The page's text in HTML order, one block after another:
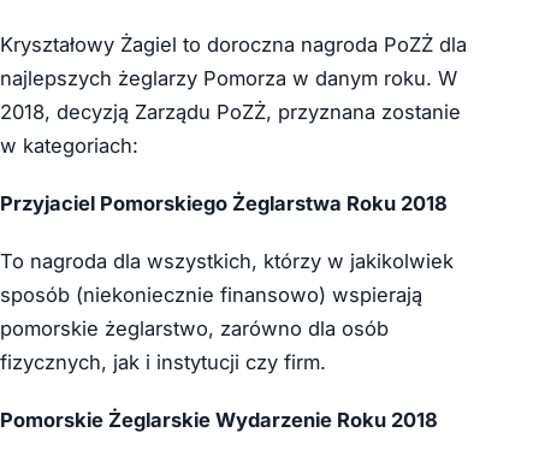
Kryształowy Żagiel to doroczna nagroda PoZŻ dla
najlepszych żeglarzy Pomorza w danym roku. W
2018, decyzją Zarządu PoZŻ, przyznana zostanie
w kategoriach:
Przyjaciel Pomorskiego Żeglarstwa Roku 2018
To nagroda dla wszystkich, którzy w jakikolwiek
sposób (niekoniecznie finansowo) wspierają
pomorskie żeglarstwo, zarówno dla osób
fizycznych, jak i instytucji czy firm.
Pomorskie Żeglarskie Wydarzenie Roku 2018